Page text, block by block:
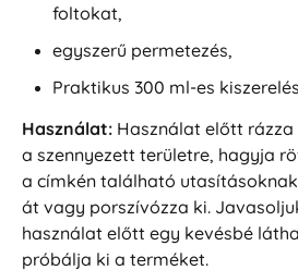
foltokat,
egyszerű permetezés,
Praktikus 300 ml-es
Használat:Használat előtt rázza
a szennyezett területre, hagyja
a címkén található
át vagy porszívózza ki.
használat előtt egy kevésbé
próbálja ki a terméket.